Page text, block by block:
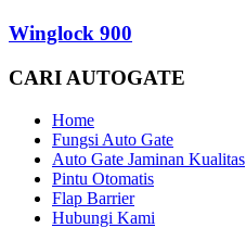
Winglock 900
CARI AUTOGATE
Home
Fungsi Auto Gate
Auto Gate Jaminan Kualitas
Pintu Otomatis
Flap Barrier
Hubungi Kami